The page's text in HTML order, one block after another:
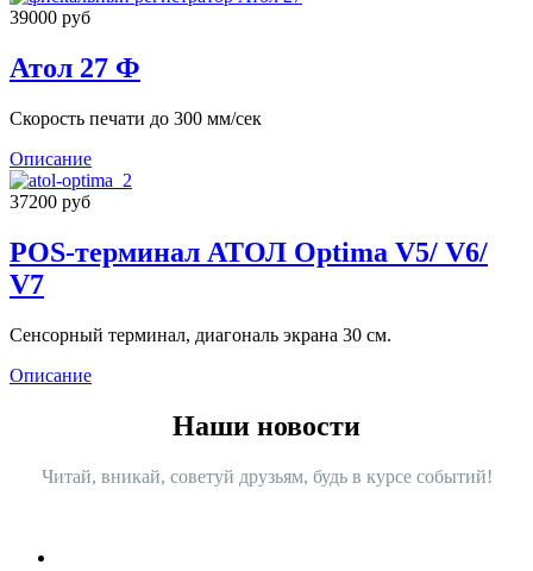
39000 руб
Атол 27 Ф
Скорость печати до 300 мм/сек
Описание
37200 руб
POS-терминал АТОЛ Optima V5/ V6/
V7
Сенсорный терминал, диагональ экрана 30 см.
Описание
Наши новости
Читай, вникай, советуй друзьям, будь в курсе событий!